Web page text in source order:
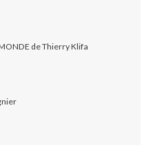
de Thierry Klifa